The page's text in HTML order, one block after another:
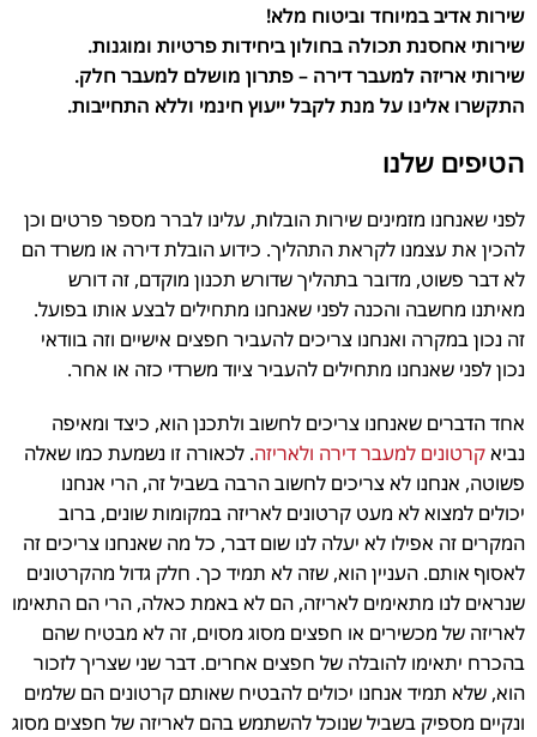
שירות אדיב במיוחד וביטוח מלא!
שירותי אחסנת תכולה בחולון ביחידות פרטיות ומוגנות.
שירותי אריזה למעבר דירה – פתרון מושלם למעבר חלק.
התקשרו אלינו על מנת לקבל ייעוץ חינמי וללא התחייבות.
הטיפים שלנו
לפני שאנחנו מזמינים שירות הובלות, עלינו לברר מספר פרטים וכן
להכין את עצמנו לקראת התהליך. כידוע הובלת דירה או משרד הם
לא דבר פשוט, מדובר בתהליך שדורש תכנון מוקדם, זה דורש
מאיתנו מחשבה והכנה לפני שאנחנו מתחילים לבצע אותו בפועל.
זה נכון במקרה ואנחנו צריכים להעביר חפצים אישיים וזה בוודאי
נכון לפני שאנחנו מתחילים להעביר ציוד משרדי כזה או אחר.
אחד הדברים שאנחנו צריכים לחשוב ולתכנן הוא, כיצד ומאיפה
נביאקרטונים למעבר דירה ולאריזה. לכאורה זו נשמעת כמו שאלה
פשוטה, אנחנו לא צריכים לחשוב הרבה בשביל זה, הרי אנחנו
יכולים למצוא לא מעט קרטונים לאריזה במקומות שונים, ברוב
המקרים זה אפילו לא יעלה לנו שום דבר, כל מה שאנחנו צריכים זה
לאסוף אותם. העניין הוא, שזה לא תמיד כך. חלק גדול מהקרטונים
שנראים לנו מתאימים לאריזה, הם לא באמת כאלה, הרי הם התאימו
לאריזה של מכשירים או חפצים מסוג מסוים, זה לא מבטיח שהם
בהכרח יתאימו להובלה של חפצים אחרים. דבר שני שצריך לזכור
הוא, שלא תמיד אנחנו יכולים להבטיח שאותם קרטונים הם שלמים
ונקיים מספיק בשביל שנוכל להשתמש בהם לאריזה של חפצים מסוג